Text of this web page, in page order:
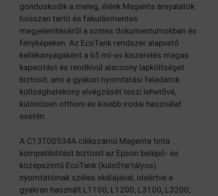
gondoskodik a meleg, élénk Magenta árnyalatok
hosszan tartó és fakulásmentes
megjelenítéséről a színes dokumentumokban és
fényképeken. Az EcoTank rendszer alapvető
kellékanyagaként a 65 ml-es kiszerelés magas
kapacitást és rendkívül alacsony lapköltséget
biztosít, ami a gyakori nyomtatási feladatok
költséghatékony elvégzését teszi lehetővé,
különösen otthoni és kisebb irodai használat
esetén.
A C13T00S34A cikkszámú Magenta tinta
kompatibilitást biztosít az Epson belépő- és
középszintű EcoTank (külsőtartályos)
nyomtatóinak széles skálájával, ideértve a
gyakran használt L1100, L1200, L3100, L3200,